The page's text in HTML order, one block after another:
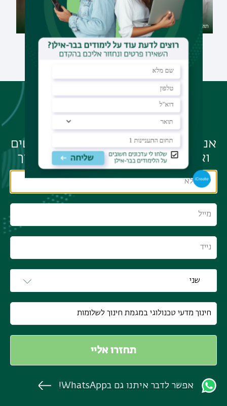
תואר שני בייעוץ חינוכי
תואר שני במנהיגות וניהול מערכות
חינוך
לא מצאת את התוכנית
המתאימה לך?
אנחנו מזמינים אותך להשאיר לנו פרטים
ואנו נחזור עם רעיונות במיוחד עבורך
אפשר לדבר איתנו גם בWhatsApp!